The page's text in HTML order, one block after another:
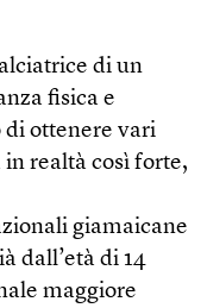
di un
fisica e
di ottenere vari
in realtà così forte,
giamaicane
dall’età di 14
maggiore